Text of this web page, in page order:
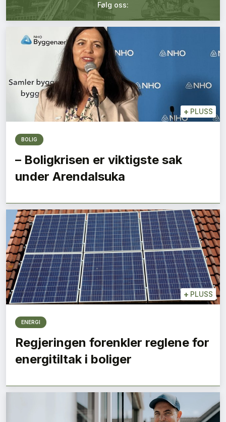
Login
Følg oss:
+ PLUSS
BOLIG
– Boligkrisen er viktigste sak
under Arendalsuka
+ PLUSS
ENERGI
Regjeringen forenkler reglene for
energitiltak i boliger